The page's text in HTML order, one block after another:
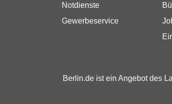
Notdienste
Gewerbeservice
Berlin.de ist ein Angebot des